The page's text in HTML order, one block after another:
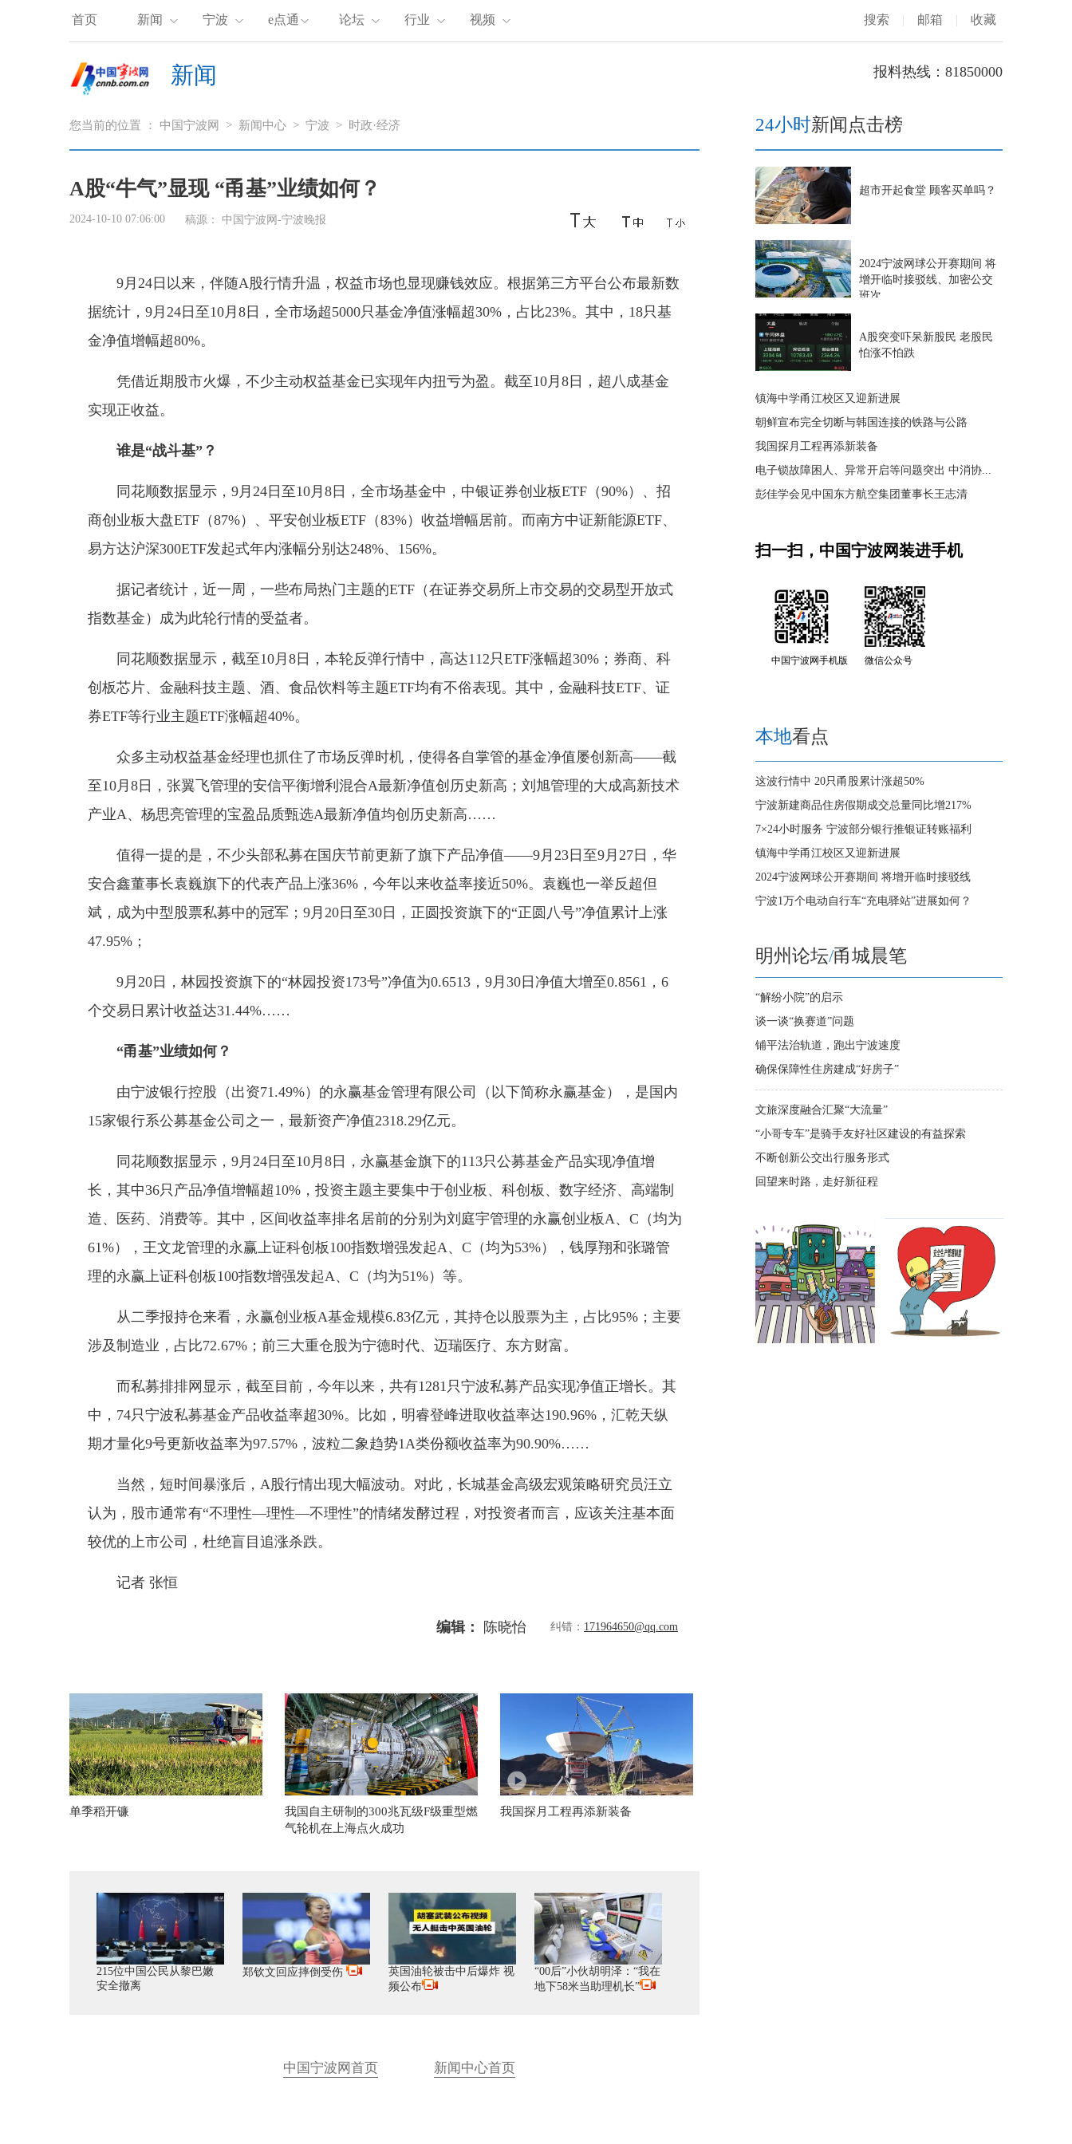
首页 新闻 宁波 e点通 论坛 行业 视频 搜索 | 邮箱 | 收藏
新闻 报料热线：81850000
您当前的位置 ： 中国宁波网 > 新闻中心 > 宁波 > 时政·经济
A股“牛气”显现 “甬基”业绩如何？
2024-10-10 07:06:00 稿源： 中国宁波网-宁波晚报
9月24日以来，伴随A股行情升温，权益市场也显现赚钱效应。根据第三方平台公布最新数
据统计，9月24日至10月8日，全市场超5000只基金净值涨幅超30%，占比23%。其中，18只基
金净值增幅超80%。
凭借近期股市火爆，不少主动权益基金已实现年内扭亏为盈。截至10月8日，超八成基金
实现正收益。
谁是“战斗基”？
同花顺数据显示，9月24日至10月8日，全市场基金中，中银证券创业板ETF（90%）、招
商创业板大盘ETF（87%）、平安创业板ETF（83%）收益增幅居前。而南方中证新能源ETF、
易方达沪深300ETF发起式年内涨幅分别达248%、156%。
据记者统计，近一周，一些布局热门主题的ETF（在证券交易所上市交易的交易型开放式
指数基金）成为此轮行情的受益者。
同花顺数据显示，截至10月8日，本轮反弹行情中，高达112只ETF涨幅超30%；券商、科
创板芯片、金融科技主题、酒、食品饮料等主题ETF均有不俗表现。其中，金融科技ETF、证
券ETF等行业主题ETF涨幅超40%。
众多主动权益基金经理也抓住了市场反弹时机，使得各自掌管的基金净值屡创新高——截
至10月8日，张翼飞管理的安信平衡增利混合A最新净值创历史新高；刘旭管理的大成高新技术
产业A、杨思亮管理的宝盈品质甄选A最新净值均创历史新高……
值得一提的是，不少头部私募在国庆节前更新了旗下产品净值——9月23日至9月27日，华
安合鑫董事长袁巍旗下的代表产品上涨36%，今年以来收益率接近50%。袁巍也一举反超但
斌，成为中型股票私募中的冠军；9月20日至30日，正圆投资旗下的“正圆八号”净值累计上涨
47.95%；
9月20日，林园投资旗下的“林园投资173号”净值为0.6513，9月30日净值大增至0.8561，6
个交易日累计收益达31.44%……
“甬基”业绩如何？
由宁波银行控股（出资71.49%）的永赢基金管理有限公司（以下简称永赢基金），是国内
15家银行系公募基金公司之一，最新资产净值2318.29亿元。
同花顺数据显示，9月24日至10月8日，永赢基金旗下的113只公募基金产品实现净值增
长，其中36只产品净值增幅超10%，投资主题主要集中于创业板、科创板、数字经济、高端制
造、医药、消费等。其中，区间收益率排名居前的分别为刘庭宇管理的永赢创业板A、C（均为
61%），王文龙管理的永赢上证科创板100指数增强发起A、C（均为53%），钱厚翔和张璐管
理的永赢上证科创板100指数增强发起A、C（均为51%）等。
从二季报持仓来看，永赢创业板A基金规模6.83亿元，其持仓以股票为主，占比95%；主要
涉及制造业，占比72.67%；前三大重仓股为宁德时代、迈瑞医疗、东方财富。
而私募排排网显示，截至目前，今年以来，共有1281只宁波私募产品实现净值正增长。其
中，74只宁波私募基金产品收益率超30%。比如，明睿登峰进取收益率达190.96%，汇乾天纵
期才量化9号更新收益率为97.57%，波粒二象趋势1A类份额收益率为90.90%……
当然，短时间暴涨后，A股行情出现大幅波动。对此，长城基金高级宏观策略研究员汪立
认为，股市通常有“不理性—理性—不理性”的情绪发酵过程，对投资者而言，应该关注基本面
较优的上市公司，杜绝盲目追涨杀跌。
记者 张恒
编辑： 陈晓怡 纠错： 171964650@qq.com
单季稻开镰
我国自主研制的300兆瓦级F级重型燃
气轮机在上海点火成功
我国探月工程再添新装备
215位中国公民从黎巴嫩
安全撤离
郑钦文回应摔倒受伤
英国油轮被击中后爆炸 视
频公布
“00后”小伙胡明泽：“我在
地下58米当助理机长”
中国宁波网首页 新闻中心首页
24小时新闻点击榜
超市开起食堂 顾客买单吗？
2024宁波网球公开赛期间 将
增开临时接驳线、加密公交
班次
A股突变吓呆新股民 老股民
怕涨不怕跌
镇海中学甬江校区又迎新进展
朝鲜宣布完全切断与韩国连接的铁路与公路
我国探月工程再添新装备
电子锁故障困人、异常开启等问题突出 中消协...
彭佳学会见中国东方航空集团董事长王志清
扫一扫，中国宁波网装进手机
中国宁波网手机版 微信公众号
本地看点
这波行情中 20只甬股累计涨超50%
宁波新建商品住房假期成交总量同比增217%
7×24小时服务 宁波部分银行推银证转账福利
镇海中学甬江校区又迎新进展
2024宁波网球公开赛期间 将增开临时接驳线
宁波1万个电动自行车“充电驿站”进展如何？
明州论坛/甬城晨笔
“解纷小院”的启示
谈一谈“换赛道”问题
铺平法治轨道，跑出宁波速度
确保保障性住房建成“好房子”
文旅深度融合汇聚“大流量”
“小哥专车”是骑手友好社区建设的有益探索
不断创新公交出行服务形式
回望来时路，走好新征程